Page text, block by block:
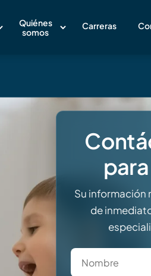
Quiénes
somos
Carreras
Su información
de